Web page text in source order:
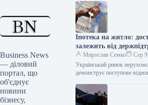
Business News
— діловий
портал, що
об'єднує
новини
бізнесу,
Іпотека на житло:
залежить від
Мирослав Семко
Сер
Український ринок
демонструє поступове
кредитування у першому
року значною мірою